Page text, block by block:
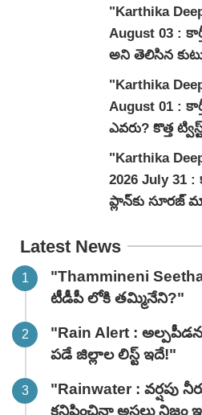
"Karthika
August 03 :
అని తెలిసిన
"Karthika
August 01 :
ఎవరు? కొత్త
"Karthika
2026 July 31 : కార్తీక దీపం 2 జ్యోత్స్న
ప్లాన్‌కు సూరజ్
Latest News
"Thammineni
టీడీపీ లోకి తమ్మినేని?"
"Rain Alert :
పడే జిల్లాల లిస్ట్ ఇదే!"
"Rainwater : వర్షపు
కనిపించినా అసలు నిజం